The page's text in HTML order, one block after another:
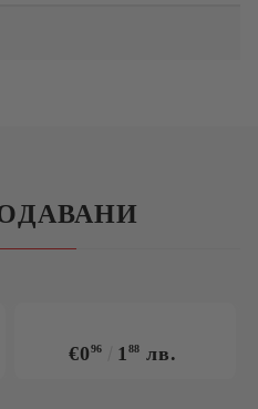
да привлече роилите
€096 188 лв.